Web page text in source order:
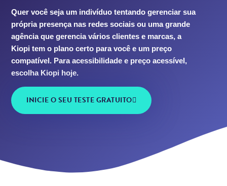
Quer você seja um indivíduo tentando gerenciar sua
própria presença nas redes sociais ou uma grande
agência que gerencia vários clientes e marcas, a
Kiopi tem o plano certo para você e um preço
compatível. Para acessibilidade e preço acessível,
escolha Kiopi hoje.
INICIE O SEU TESTE GRATUITO